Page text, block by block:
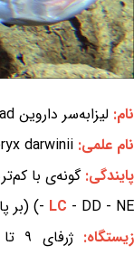
نام: لیزابه‌سر داروین Darwin's slimehead
نام علمی: darwinii
پایندگی:
- LC - DD - NE) (بر پایه‌ی سیاهه‌ی سرخ IUCN)
زیستگاه: